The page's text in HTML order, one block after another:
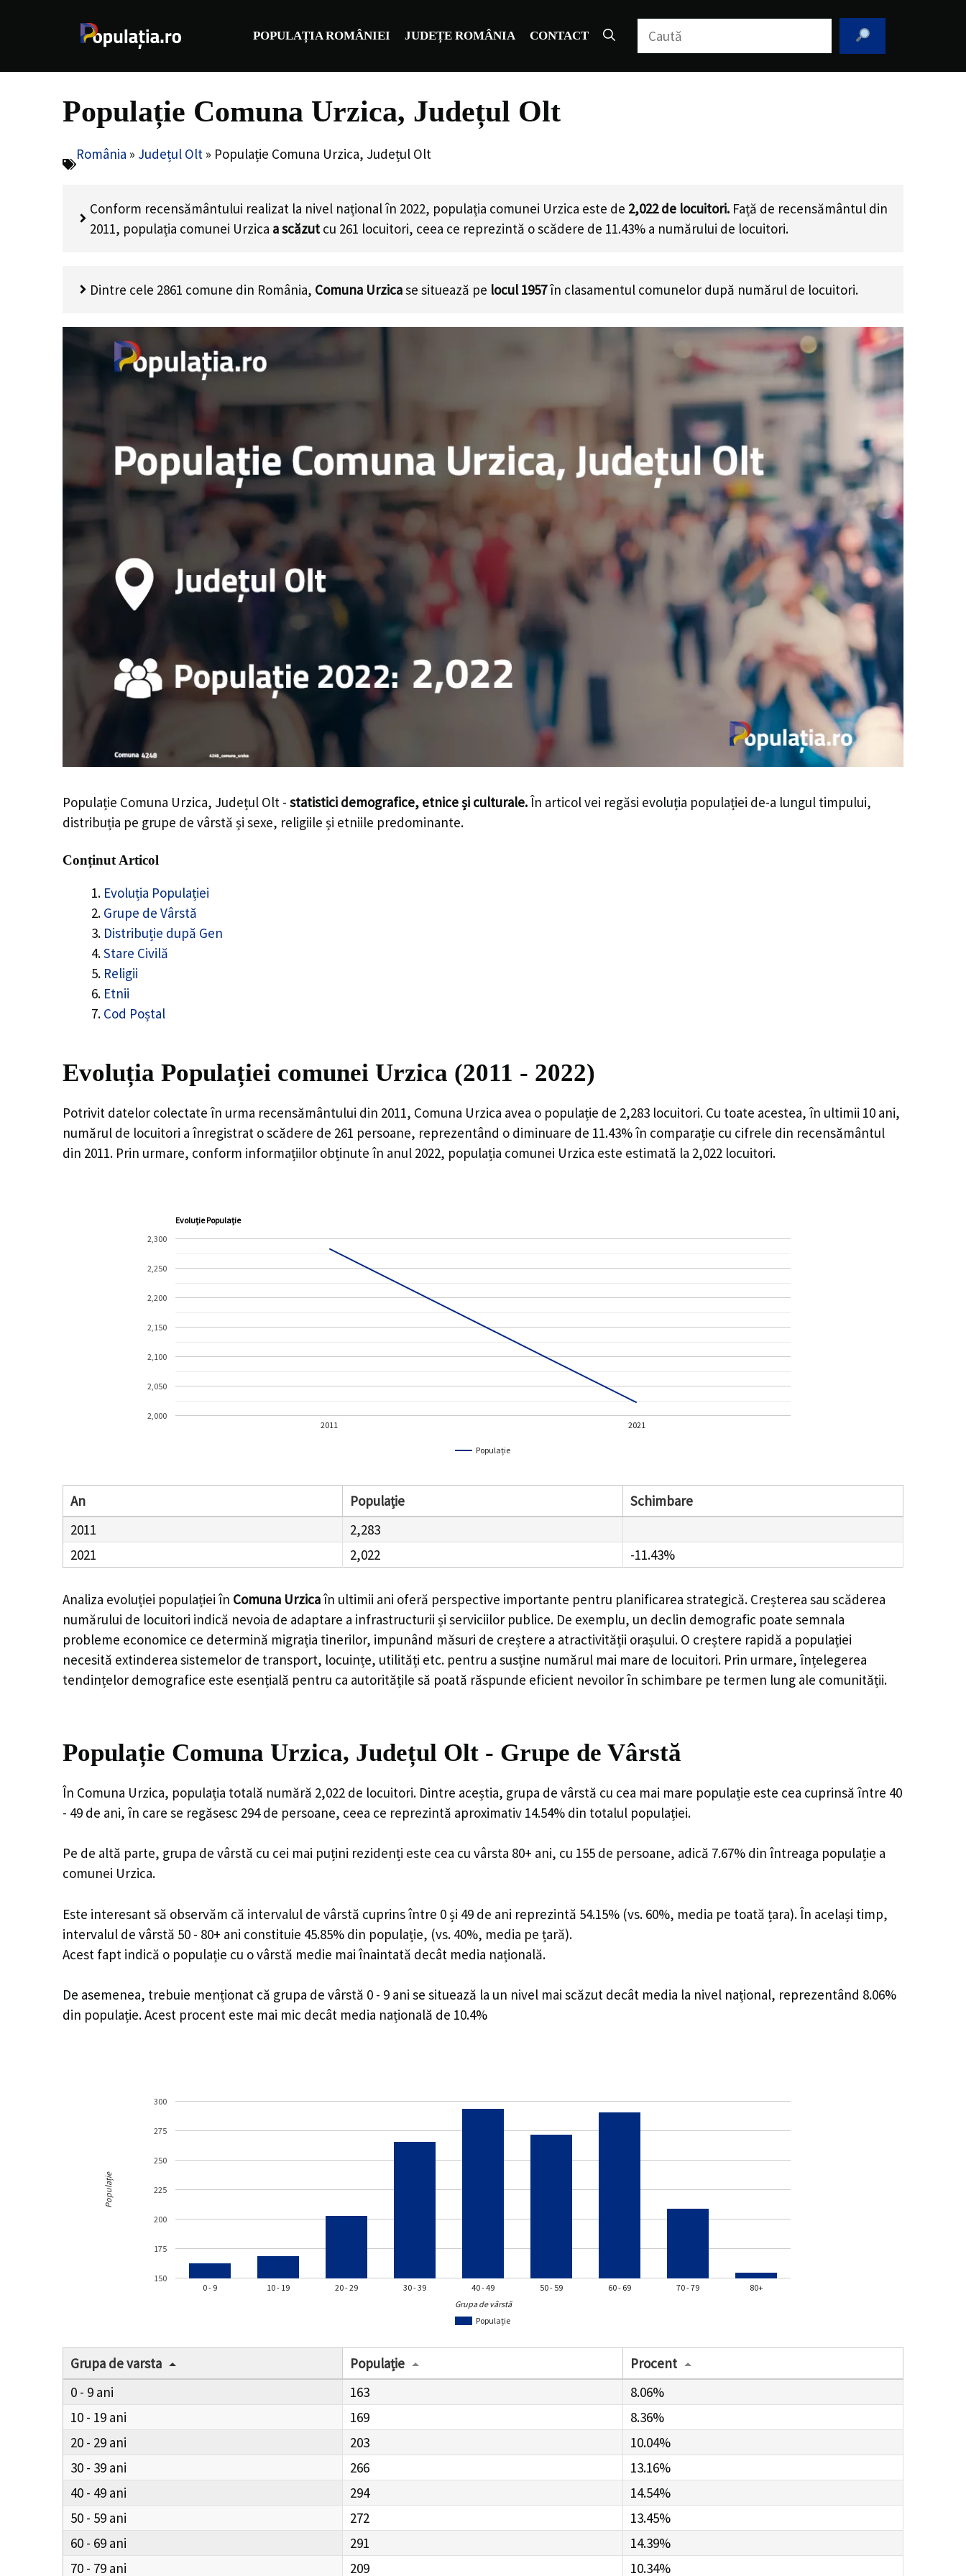
POPULAȚIA ROMÂNIEI JUDEȚE ROMÂNIA CONTACT Caută
Populație Comuna Urzica, Județul Olt
România » Județul Olt » Populație Comuna Urzica, Județul Olt
Conform recensământului realizat la nivel național în 2022, populația comunei Urzica este de 2,022de locuitori. Față de recensământul din
2011, populația comunei Urzica a scăzut cu 261 locuitori, ceea ce reprezintă o scădere de 11.43% a numărului de locuitori.
Dintre cele 2861 comune din România, Comuna Urzicase situează pe locul 1957în clasamentul comunelor după numărul de locuitori.
Populație Comuna Urzica, Județul Olt - statistici demografice, etnice și culturale.În articol vei regăsi evoluția populației de-a lungul timpului,
distribuția pe grupe de vârstă și sexe, religiile și etniile predominante.
Conținut Articol
Evoluția Populației
Grupe de Vârstă
Distribuție după Gen
Stare Civilă
Religii
Etnii
Cod Poștal
Evoluția Populației comunei Urzica (2011 - 2022)
Potrivit datelor colectate în urma recensământului din 2011, Comuna Urzica avea o populație de 2,283 locuitori. Cu toate acestea, în ultimii 10 ani,
numărul de locuitori a înregistrat oscădere de 261 persoane, reprezentând o diminuare de 11.43%în comparație cu cifrele din recensământul
din 2011. Prin urmare, conform informațiilor obținute în anul 2022, populația comunei Urzica este estimată la 2,022 locuitori.
Evoluție Populație
Populație
2011 2021
2,000
2,050
2,100
2,150
2,200
2,250
2,300
An Populație
Schimbare
2011
2,283
2021
2,022 -11.43%
Analiza evoluției populației în Comuna Urzicaîn ultimii ani oferă perspective importante pentru planificarea strategică. Creșterea sau scăderea
numărului de locuitori indică nevoia de adaptare a infrastructurii și serviciilor publice. De exemplu, un declin demografic poate semnala
probleme economice ce determină migrația tinerilor, impunând măsuri de creștere a atractivității orașului. O creștere rapidă a populației
necesită extinderea sistemelor de transport, locuințe, utilități etc. pentru a susține numărul mai mare de locuitori. Prin urmare, înțelegerea
tendințelor demografice este esențială pentru ca autoritățile să poată răspunde eficient nevoilor în schimbare pe termen lung ale comunității.
Populație Comuna Urzica, Județul Olt - Grupe de Vârstă
În Comuna Urzica, populația totală numără 2,022 de locuitori. Dintre aceștia, grupa de vârstă cu cea mai mare populație este cea cuprinsă între 40
- 49 de ani, în care se regăsesc 294 de persoane, ceea ce reprezintă aproximativ 14.54% din totalul populației.
Pe de altă parte, grupa de vârstă cu cei mai puțini rezidenți este cea cu vârsta 80+ ani, cu 155 de persoane, adică 7.67% din întreaga populație a
comunei Urzica.
Este interesant să observăm că intervalul de vârstă cuprins între 0 și 49 de ani reprezintă 54.15% (vs. 60%, media pe toată țara). În același timp,
intervalul de vârstă 50 - 80+ ani constituie 45.85% din populație, (vs. 40%, media pe țară).
Acest fapt indică o populație cu o vârstă medie mai înaintată decât media națională.
De asemenea, trebuie menționat că grupa de vârstă 0 - 9 ani se situează la un nivel mai scăzut decât media la nivel național, reprezentând 8.06%
din populație. Acest procent este mai mic decât media națională de 10.4%
Populație
0 - 9 10 - 19 20 - 29 30 - 39 40 - 49 50 - 59 60 - 69 70 - 79 80+
150
175
200
225
250
275
300
Grupa de vârstă
Populație
Grupa de varsta Populație
Procent
0 - 9
163
8.06%
10 - 19
169
8.36%
20 - 29
203
10.04%
30 - 39
266
13.16%
40 - 49
294
14.54%
50 - 59
272
13.45%
60 - 69
291
14.39%
70 - 79
209 10.34%